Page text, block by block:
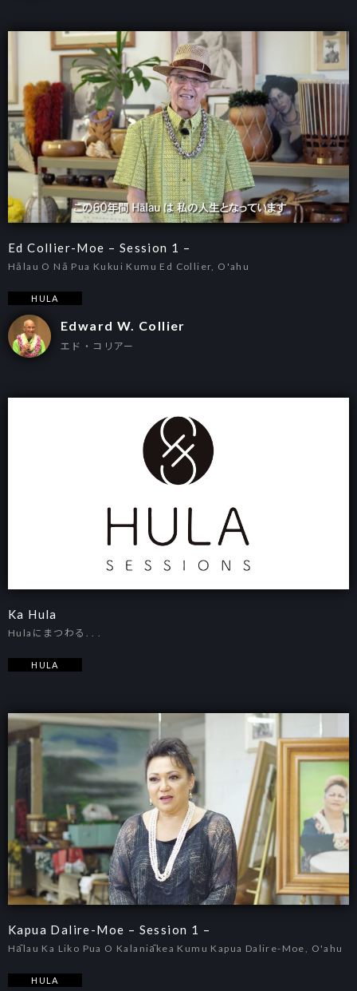
Ed Collier-Moe – Session 1 –
Hālau O Nā Pua Kukui Kumu Ed Collier, O'ahu
HULA
Edward W. Collier
エド・コリアー
Ka Hula
Hulaにまつわる. . .
HULA
Kapua Dalire-Moe – Session 1 –
Hālau Ka Liko Pua O Kalaniākea Kumu Kapua Dalire-Moe, O'ahu
HULA